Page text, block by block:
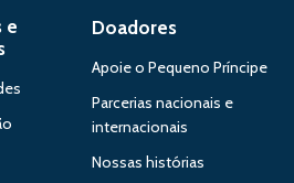
e
Doadores
Apoie o Pequeno Príncipe
Parcerias nacionais e
internacionais
Nossas histórias